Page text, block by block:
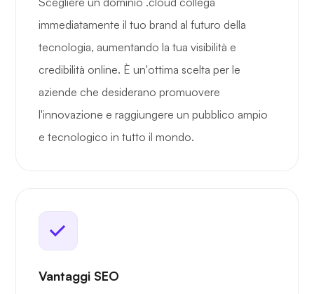
immediatamente il tuo brand al futuro della
tecnologia, aumentando la tua visibilità e
credibilità online. È un'ottima scelta per le
aziende che desiderano promuovere
l'innovazione e raggiungere un pubblico ampio
e tecnologico in tutto il mondo.
Vantaggi SEO